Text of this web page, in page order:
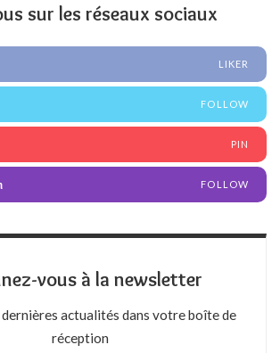
sur les réseaux sociaux
LIKER
FOLLOW
PIN
FOLLOW
vous à la newsletter
dernières actualités dans votre boîte de
réception